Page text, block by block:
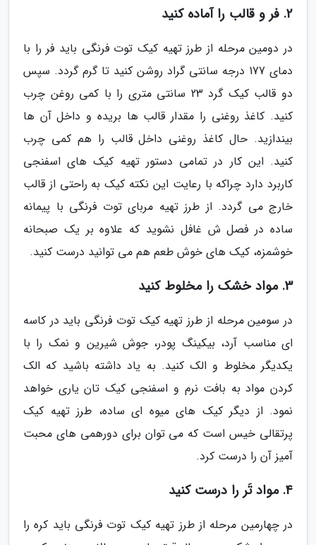
2. فر و قالب را آماده کنید
در دومین مرحله از طرز تهیه کیک توت فرنگی باید فر را با
دمای 177 درجه سانتی گراد روشن کنید تا گرم گردد. سپس
دو قالب کیک گرد 23 سانتی متری را با کمی روغن چرب
کنید. کاغذ روغنی را مقدار قالب ها بریده و داخل آن ها
بیندازید. حال کاغذ روغنی داخل قالب را هم کمی چرب
کنید. این کار در تمامی دستور تهیه کیک های اسفنجی
کاربرد دارد چراکه با رعایت این نکته کیک به راحتی از قالب
خارج می گردد. از طرز تهیه مربای توت فرنگی با پیمانه
ساده در فصل ش غافل نشوید که علاوه بر یک صبحانه
خوشمزه، کیک های خوش طعم هم می توانید درست کنید.
3. مواد خشک را مخلوط کنید
در سومین مرحله از طرز تهیه کیک توت فرنگی باید در کاسه
ای مناسب آرد، بیکینگ پودر، جوش شیرین و نمک را با
یکدیگر مخلوط و الک کنید. به یاد داشته باشید که الک
کردن مواد به بافت نرم و اسفنجی کیک تان یاری خواهد
نمود. از دیگر کیک های میوه ای ساده، طرز تهیه کیک
پرتقالی خیس است که می توان برای دورهمی های محبت
آمیز آن را درست کرد.
4. مواد تَر را درست کنید
در چهارمین مرحله از طرز تهیه کیک توت فرنگی باید کره را